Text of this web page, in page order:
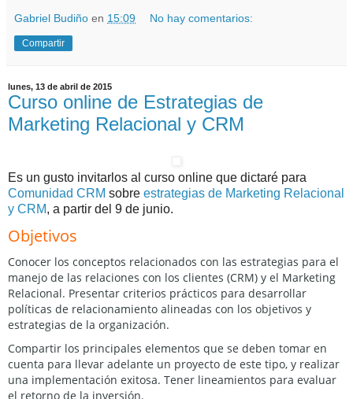
Gabriel Budiño en 15:09 No hay comentarios:
Compartir
lunes, 13 de abril de 2015
Curso online de Estrategias de
Marketing Relacional y CRM
Es un gusto invitarlos al curso online que dictaré para
Comunidad CRM sobre estrategias de Marketing Relacional
y CRM, a partir del 9 de junio.
Objetivos
Conocer los conceptos relacionados con las estrategias para el
manejo de las relaciones con los clientes (CRM) y el Marketing
Relacional. Presentar criterios prácticos para desarrollar
políticas de relacionamiento alineadas con los objetivos y
estrategias de la organización.
Compartir los principales elementos que se deben tomar en
cuenta para llevar adelante un proyecto de este tipo, y realizar
una implementación exitosa. Tener lineamientos para evaluar
el retorno de la inversión.